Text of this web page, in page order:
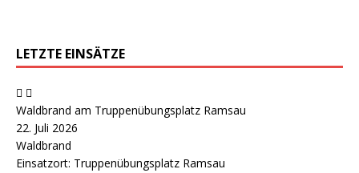
LETZTE EINSÄTZE
Waldbrand am Truppenübungsplatz Ramsau
22. Juli 2026
Waldbrand
Einsatzort: Truppenübungsplatz Ramsau